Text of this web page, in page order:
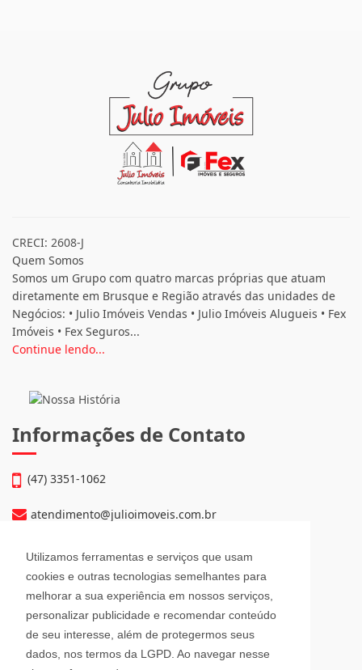
Utilizamos ferramentas e serviços que usam
cookies e outras tecnologias semelhantes para
melhorar a sua experiência em nossos serviços,
personalizar publicidade e recomendar conteúdo
de seu interesse, além de protegermos seus
dados, nos termos da LGPD. Ao navegar nesse
CRECI: 2608-J
Quem Somos
Somos um Grupo com quatro marcas próprias que atuam
diretamente em Brusque e Região através das unidades de
Negócios: • Julio Imóveis Vendas • Julio Imóveis Alugueis • Fex
Imóveis • Fex Seguros...
Continue lendo...
Informações de Contato
(47) 3351-1062
atendimento@julioimoveis.com.br
Avenida Hugo Schlösser, 69, Jardim Maluche
CEP: 88354-300
Horário de Atendimento